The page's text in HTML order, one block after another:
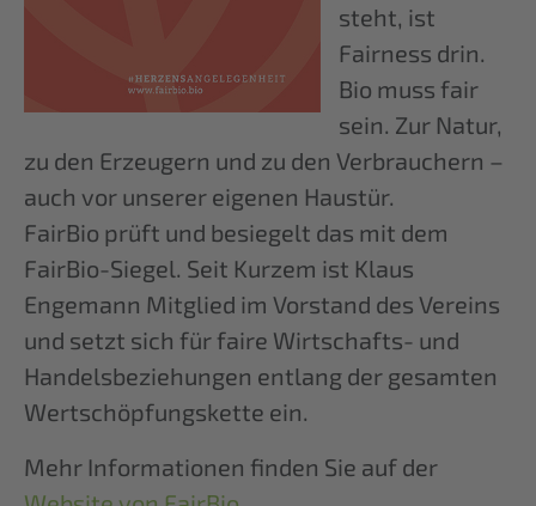
steht, ist
Fairness drin.
Bio muss fair
sein. Zur Natur,
zu den Erzeugern und zu den Verbrauchern –
auch vor unserer eigenen Haustür.
FairBio prüft und besiegelt das mit dem
FairBio-Siegel. Seit Kurzem ist Klaus
Engemann Mitglied im Vorstand des Vereins
und setzt sich für faire Wirtschafts- und
Handelsbeziehungen entlang der gesamten
Wertschöpfungskette ein.
Mehr Informationen finden Sie auf der